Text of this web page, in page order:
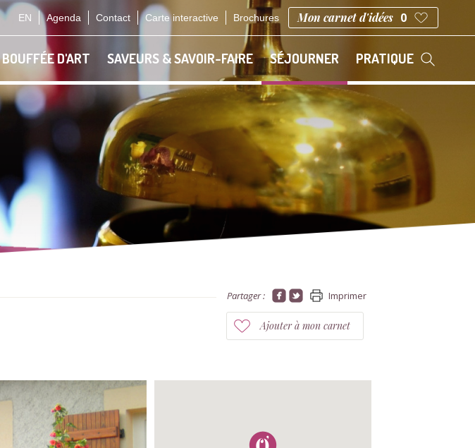
EN Agenda Contact Carte interactive Brochures Mon carnet d'idées 0
BOUFFÉE D'ART SAVEURS & SAVOIR-FAIRE SÉJOURNER PRATIQUE
Partager : Imprimer
Ajouter à mon carnet